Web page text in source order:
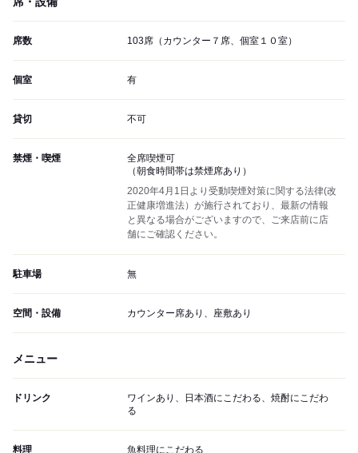
席数 103席（カウンター７席、個室１０室）
個室 有
貸切 不可
禁煙・喫煙
全席喫煙可
（朝食時間帯は禁煙席あり）
2020年4月1日より受動喫煙対策に関する法律(改
正健康増進法）が施行されており、最新の情報
と異なる場合がございますので、ご来店前に店
舗にご確認ください。
駐車場 無
空間・設備 カウンター席あり、座敷あり
メニュー
ドリンク
ワインあり、日本酒にこだわる、焼酎にこだわ
る
料理 魚料理にこだわる